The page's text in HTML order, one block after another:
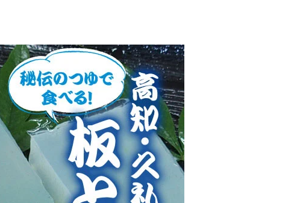
市
場
の
数
量
を
増
や
す